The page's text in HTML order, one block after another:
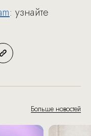
: узнайте
Больше новостей